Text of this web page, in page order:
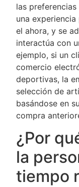
las
una
el ahora, y se
interactúa con
ejemplo, si un
comercio
deportivas, la
selección de
basándose en
compra
¿Por
la
tiempo